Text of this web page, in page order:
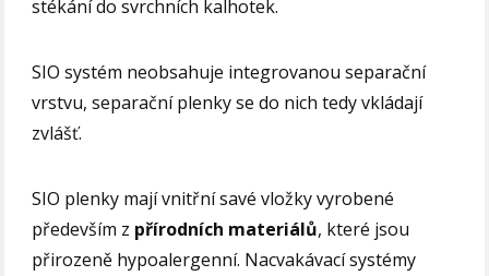
stékání do svrchních kalhotek.
SIO systém neobsahuje integrovanou separační
vrstvu, separační plenky se do nich tedy vkládají
zvlášť.
SIO plenky mají vnitřní savé vložky vyrobené
především z přírodních materiálů, které jsou
přirozeně hypoalergenní. Nacvakávací systémy